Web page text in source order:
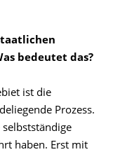
bedeutet das?
ist die
Prozess.
haben. Erst mit